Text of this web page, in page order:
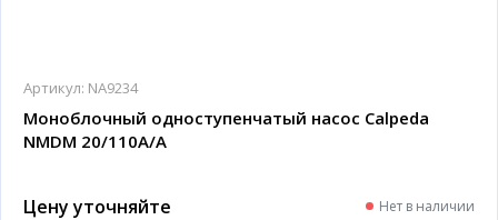
Артикул: NA9234
Моноблочный одноступенчатый насос Calpeda
NMDM 20/110A/A
Цену уточняйте Нет в наличии